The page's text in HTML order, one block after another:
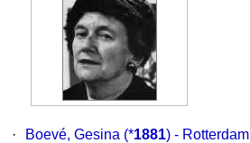
· Boevé, Gesina (*1881) - Rotterdam